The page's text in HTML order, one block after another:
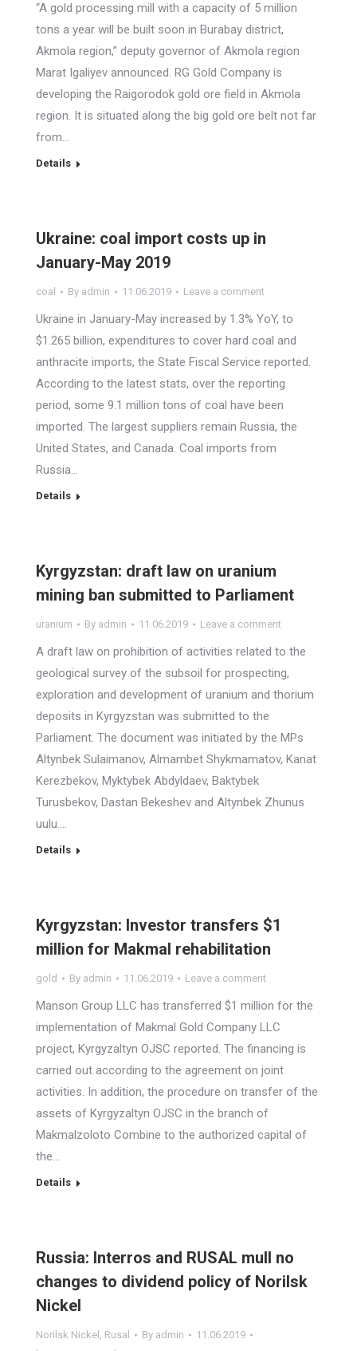
“A gold processing mill with a capacity of 5 million
tons a year will be built soon in Burabay district,
Akmola region,” deputy governor of Akmola region
Marat Igaliyev announced. RG Gold Company is
developing the Raigorodok gold ore field in Akmola
region. It is situated along the big gold ore belt not far
from…
Details
Ukraine: coal import costs up in
January-May 2019
coal By admin 11.06.2019 Leave a comment
Ukraine in January-May increased by 1.3% YoY, to
$1.265 billion, expenditures to cover hard coal and
anthracite imports, the State Fiscal Service reported.
According to the latest stats, over the reporting
period, some 9.1 million tons of coal have been
imported. The largest suppliers remain Russia, the
United States, and Canada. Coal imports from
Russia…
Details
Kyrgyzstan: draft law on uranium
mining ban submitted to Parliament
uranium By admin 11.06.2019 Leave a comment
A draft law on prohibition of activities related to the
geological survey of the subsoil for prospecting,
exploration and development of uranium and thorium
deposits in Kyrgyzstan was submitted to the
Parliament. The document was initiated by the MPs
Altynbek Sulaimanov, Almambet Shykmamatov, Kanat
Kerezbekov, Myktybek Abdyldaev, Baktybek
Turusbekov, Dastan Bekeshev and Altynbek Zhunus
uulu.…
Details
Kyrgyzstan: Investor transfers $1
million for Makmal rehabilitation
gold By admin 11.06.2019 Leave a comment
Manson Group LLC has transferred $1 million for the
implementation of Makmal Gold Company LLC
project, Kyrgyzaltyn OJSC reported. The financing is
carried out according to the agreement on joint
activities. In addition, the procedure on transfer of the
assets of Kyrgyzaltyn OJSC in the branch of
Makmalzoloto Combine to the authorized capital of
the…
Details
Russia: Interros and RUSAL mull no
changes to dividend policy of Norilsk
Nickel
Norilsk Nickel , Rusal By admin
11.06.2019